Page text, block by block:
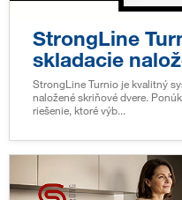
StrongLine
skladacie
StrongLine Turnio je kvalitný
naložené skriňové dvere.
riešenie, ktoré výb...